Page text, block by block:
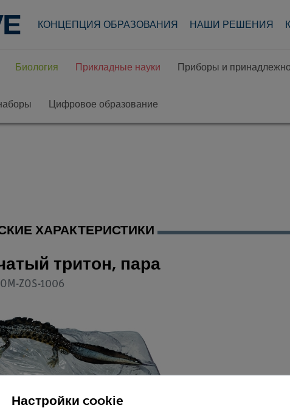
КОНЦЕПЦИЯ ОБРАЗОВАНИЯ НАШИ РЕШЕНИЯ
Биология Прикладные науки Приборы и
Цифровое образование
ХАРАКТЕРИСТИКИ
тритон, пара
ZOS-1006
Настройки cookie